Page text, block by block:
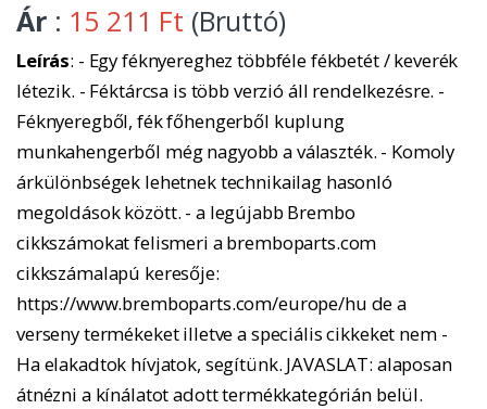
Ár : 15 211 Ft (Bruttó)
Leírás: - Egy féknyereghez többféle fékbetét / keverék
létezik. - Féktárcsa is több verzió áll rendelkezésre. -
Féknyeregből, fék főhengerből kuplung
munkahengerből még nagyobb a választék. - Komoly
árkülönbségek lehetnek technikailag hasonló
megoldások között. - a legújabb Brembo
cikkszámokat felismeri a bremboparts.com
cikkszámalapú keresője:
https://www.bremboparts.com/europe/hu de a
verseny termékeket illetve a speciális cikkeket nem -
Ha elakadtok hívjatok, segítünk. JAVASLAT: alaposan
átnézni a kínálatot adott termékkategórián belül.